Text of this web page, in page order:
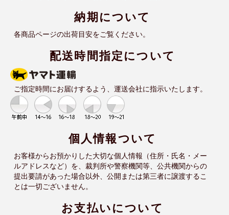
納期について
各商品ページの出荷目安をご覧ください。
配送時間指定について
ご指定時間にお届けするよう、運送会社に指示いたします。
個人情報ついて
お客様からお預かりした大切な個人情報（住所・氏名・メー
ルアドレスなど）を、裁判所や警察機関等、公共機関からの
提出要請があった場合以外、公開または第三者に譲渡するこ
とは一切ございません。
お支払いについて